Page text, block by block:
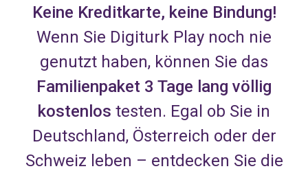
Keine Kreditkarte, keine Bindung!
Wenn Sie Digiturk Play noch nie
genutzt haben, können Sie das
Familienpaket 3 Tage lang völlig
kostenlos testen. Egal ob Sie in
Deutschland, Österreich oder der
Schweiz leben – entdecken Sie die